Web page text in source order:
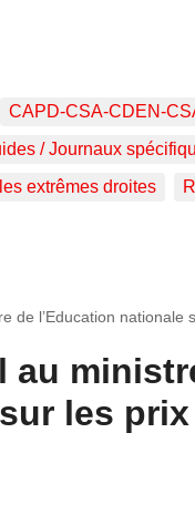
CAPD-CSA-CDEN-
/ Journaux
extrêmes droites
de l’Education nationale
au
les